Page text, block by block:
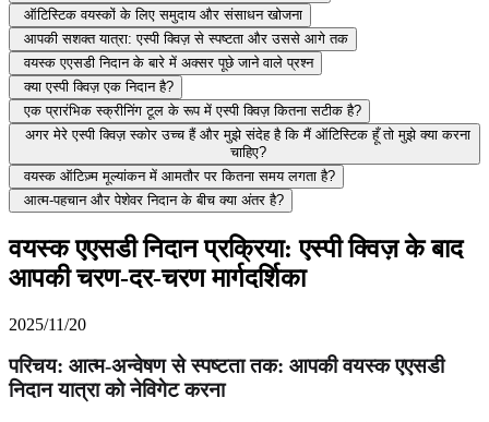
ऑटिस्टिक वयस्कों के लिए समुदाय और संसाधन खोजना
आपकी सशक्त यात्रा: एस्पी क्विज़ से स्पष्टता और उससे आगे तक
वयस्क एएसडी निदान के बारे में अक्सर पूछे जाने वाले प्रश्न
क्या एस्पी क्विज़ एक निदान है?
एक प्रारंभिक स्क्रीनिंग टूल के रूप में एस्पी क्विज़ कितना सटीक है?
अगर मेरे एस्पी क्विज़ स्कोर उच्च हैं और मुझे संदेह है कि मैं ऑटिस्टिक हूँ तो मुझे क्या करना
चाहिए?
वयस्क ऑटिज़्म मूल्यांकन में आमतौर पर कितना समय लगता है?
आत्म-पहचान और पेशेवर निदान के बीच क्या अंतर है?
वयस्क एएसडी निदान प्रक्रिया: एस्पी क्विज़ के बाद
आपकी चरण-दर-चरण मार्गदर्शिका
2025/11/20
परिचय: आत्म-अन्वेषण से स्पष्टता तक: आपकी वयस्क एएसडी
निदान यात्रा को नेविगेट करना